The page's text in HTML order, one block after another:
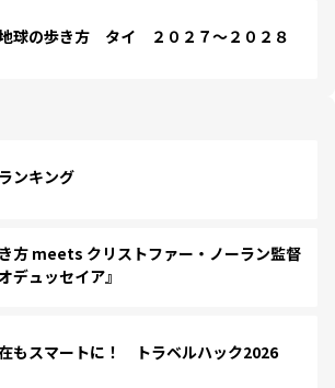
球の歩き方 タイ ２０２７～２０２８
ンキング
方 meets クリストファー・ノーラン監督
デュッセイア』
もスマートに！ トラベルハック2026